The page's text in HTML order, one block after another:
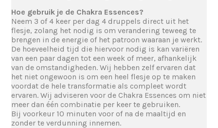
Hoe gebruik je de Chakra Essences?
Neem 3 of 4 keer per dag 4 druppels direct uit het
flesje, zolang het nodig is om verandering teweeg te
brengen in de energie of het patroon waaraan je werkt.
De hoeveelheid tijd die hiervoor nodig is kan variëren
van een paar dagen tot een week of meer, afhankelijk
van de omstandigheden. Wij hebben zelf ervaren dat
het niet ongewoon is om een heel flesje op te maken
voordat de hele transformatie als compleet wordt
ervaren. Wij adviseren voor de Chakra Essences om niet
meer dan één combinatie per keer te gebruiken.
Bij voorkeur 10 minuten voor of na de maaltijd en
zonder te verdunning innemen.